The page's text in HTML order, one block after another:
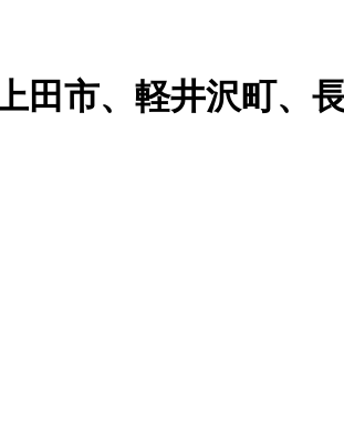
田市、軽井沢町、